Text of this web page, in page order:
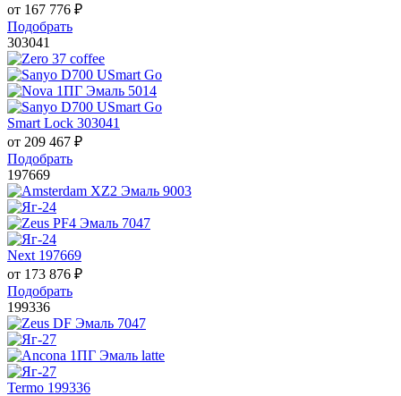
от 167 776 ₽
Подобрать
303041
Smart Lock 303041
от 209 467 ₽
Подобрать
197669
Next 197669
от 173 876 ₽
Подобрать
199336
Termo 199336